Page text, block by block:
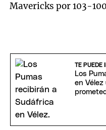
Mavericks por 103-
TE PUEDE
Los
en